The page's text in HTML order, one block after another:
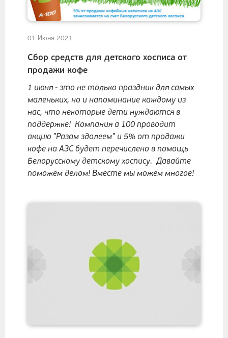
01 Июня 2021
Сбор средств для детского хосписа от
продажи кофе
1 июня - это не только праздник для самых
маленьких, но и напоминание каждому из
нас, что некоторые дети нуждаются в
поддержке! Компания а 100 проводит
акцию "Разам здолеем" и 5% от продажи
кофе на АЗС будет перечислено в помощь
Белорусскому детскому хоспису. Давайте
поможем делом! Вместе мы можем многое!